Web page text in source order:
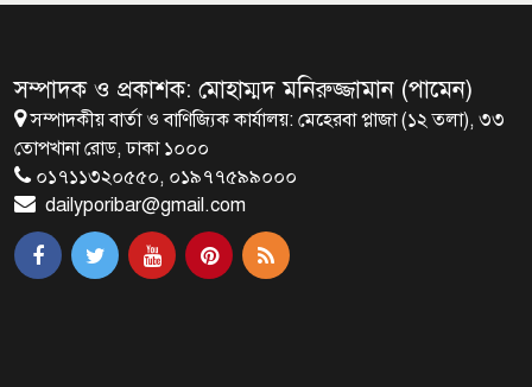
মির্জা ফখরুলই হচ্ছেন বঙ্গভবনের নতুন
বাসিন্দা!
সেপ্টেম্বরে যুক্তরাষ্ট্র যাচ্ছেন প্রধানমন্ত্রী
তারেক রহমান
সম্পাদক ও প্রকাশক: মোহাম্মদ মনিরুজ্জামান (পামেন)
সম্পাদকীয় বার্তা ও বাণিজ্যিক কার্যালয়: মেহেরবা প্লাজা (১২ তলা), ৩৩
তোপখানা রোড, ঢাকা ১০০০
০১৭১১৩২০৫৫০, ০১৯৭৭৫৯৯০০০
dailyporibar@gmail.com